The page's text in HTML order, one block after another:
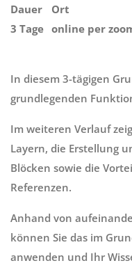
Dauer
Ort
3 Tage online per
In diesem 3-tägigen
grundlegenden
Im weiteren Verlauf
Layern, die Erstellung
Blöcken sowie die
Referenzen.
Anhand von
können Sie das im
anwenden und Ihr